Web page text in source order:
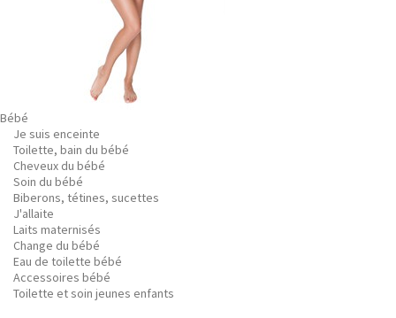
Bébé
Je suis enceinte
Toilette, bain du bébé
Cheveux du bébé
Soin du bébé
Biberons, tétines, sucettes
J'allaite
Laits maternisés
Change du bébé
Eau de toilette bébé
Accessoires bébé
Toilette et soin jeunes enfants